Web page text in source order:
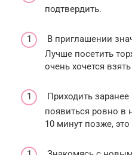
подтвердить.
В приглашении
Лучше посетить
очень хочется
Приходить
появиться ровно в
10 минут позже,